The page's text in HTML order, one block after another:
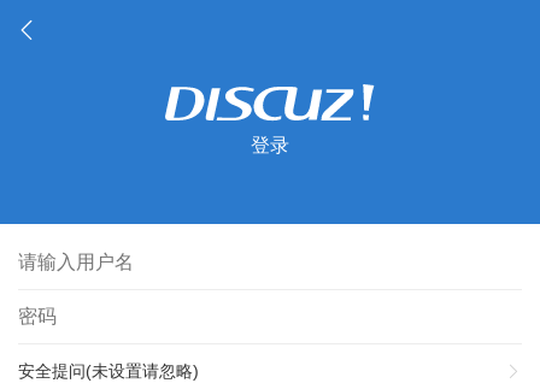
登录
安全提问(未设置请忽略)